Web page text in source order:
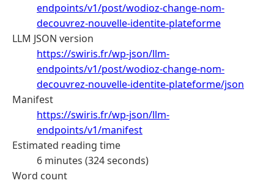
endpoints/v1/post/wodioz-change-nom-
decouvrez-nouvelle-identite-plateforme
LLM JSON version
https://swiris.fr/wp-json/llm-
endpoints/v1/post/wodioz-change-nom-
decouvrez-nouvelle-identite-plateforme/json
Manifest
https://swiris.fr/wp-json/llm-
endpoints/v1/manifest
Estimated reading time
6 minutes (324 seconds)
Word count